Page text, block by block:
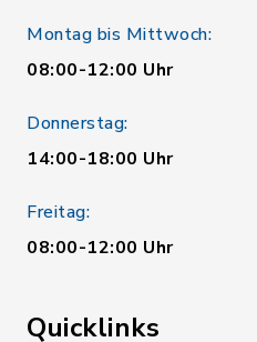
Montag bis Mittwoch:
08:00-12:00 Uhr
Donnerstag:
14:00-18:00 Uhr
Freitag:
08:00-12:00 Uhr
Quicklinks